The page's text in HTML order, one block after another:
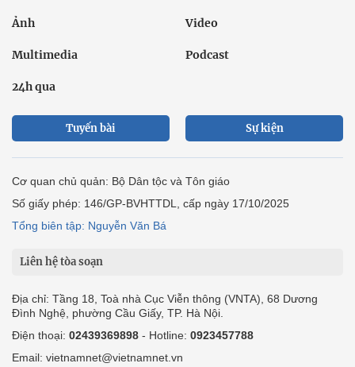
Ảnh Video
Multimedia Podcast
24h qua
Tuyến bài Sự kiện
Cơ quan chủ quản: Bộ Dân tộc và Tôn giáo
Số giấy phép: 146/GP-BVHTTDL, cấp ngày 17/10/2025
Tổng biên tập: Nguyễn Văn Bá
Liên hệ tòa soạn
Địa chỉ: Tầng 18, Toà nhà Cục Viễn thông (VNTA), 68 Dương
Đình Nghệ, phường Cầu Giấy, TP. Hà Nội.
Điện thoại: 02439369898 - Hotline: 0923457788
Email: vietnamnet@vietnamnet.vn